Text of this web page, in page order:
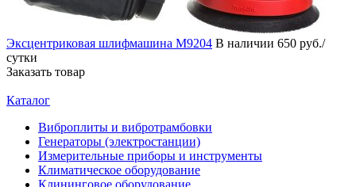
Эксцентриковая шлифмашина M9204 В наличии 650 руб./
сутки
Заказать товар
Каталог
Виброплиты и вибротрамбовки
Генераторы (электростанции)
Измерительные приборы и инструменты
Климатическое оборудование
Клининговое оборудование